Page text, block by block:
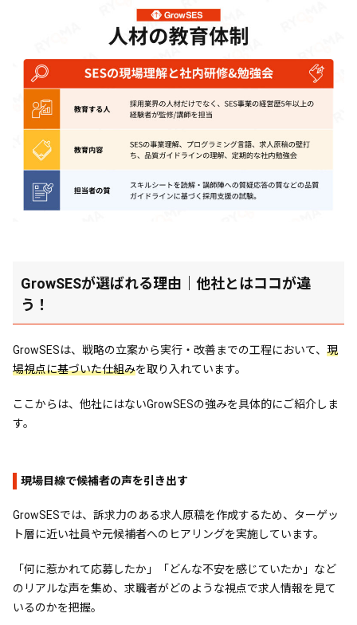
GrowSESが選ばれる理由｜他社とはココが違
う！
GrowSESは、戦略の立案から実行・改善までの工程において、 現
場視点に基づいた仕組みを取り入れています。
ここからは、他社にはないGrowSESの強みを具体的にご紹介しま
す。
現場目線で候補者の声を引き出す
GrowSESでは、訴求力のある求人原稿を作成するため、ターゲッ
ト層に近い社員や元候補者へのヒアリングを実施しています。
「何に惹かれて応募したか」「どんな不安を感じていたか」など
のリアルな声を集め、求職者がどのような視点で求人情報を見て
いるのかを把握。